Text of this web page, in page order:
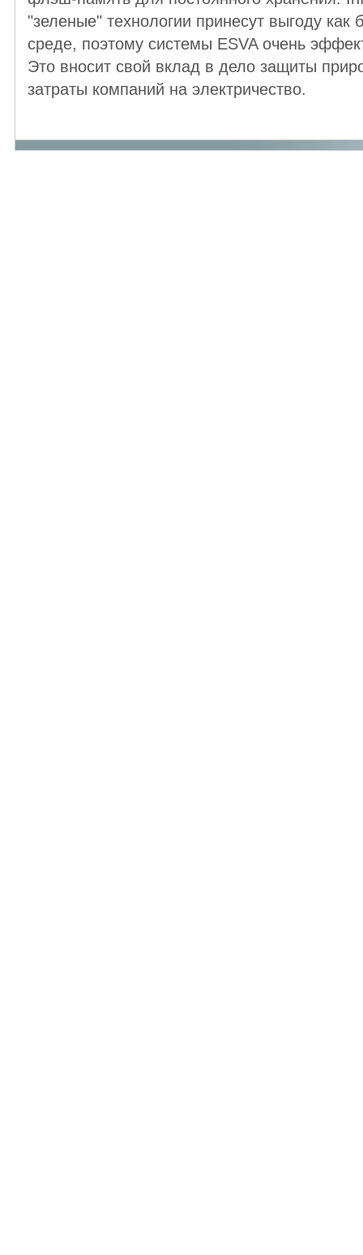
"зеленые" технологии принесут выгоду как
среде, поэтому системы ESVA очень
Это вносит свой вклад в дело защиты
затраты компаний на электричество.